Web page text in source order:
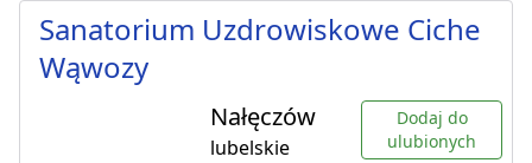
Sanatorium Uzdrowiskowe Ciche
Wąwozy
Nałęczów
lubelskie
Dodaj do
ulubionych